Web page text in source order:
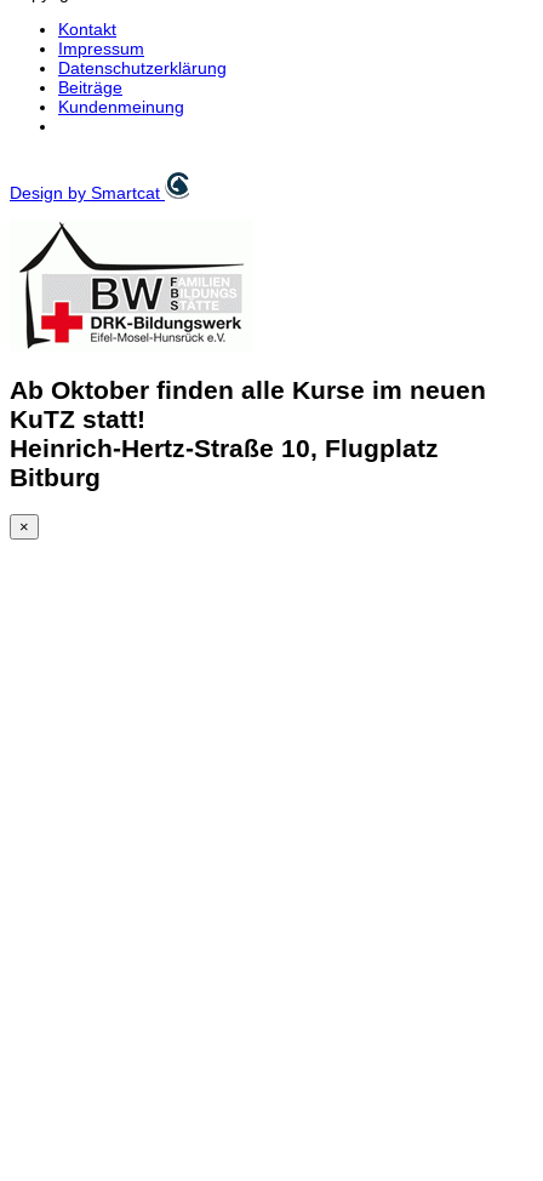
Kontakt
Impressum
Datenschutzerklärung
Beiträge
Kundenmeinung
Design by Smartcat
Ab Oktober finden alle Kurse im neuen
KuTZ statt!
Heinrich-Hertz-Straße 10, Flugplatz
Bitburg
×